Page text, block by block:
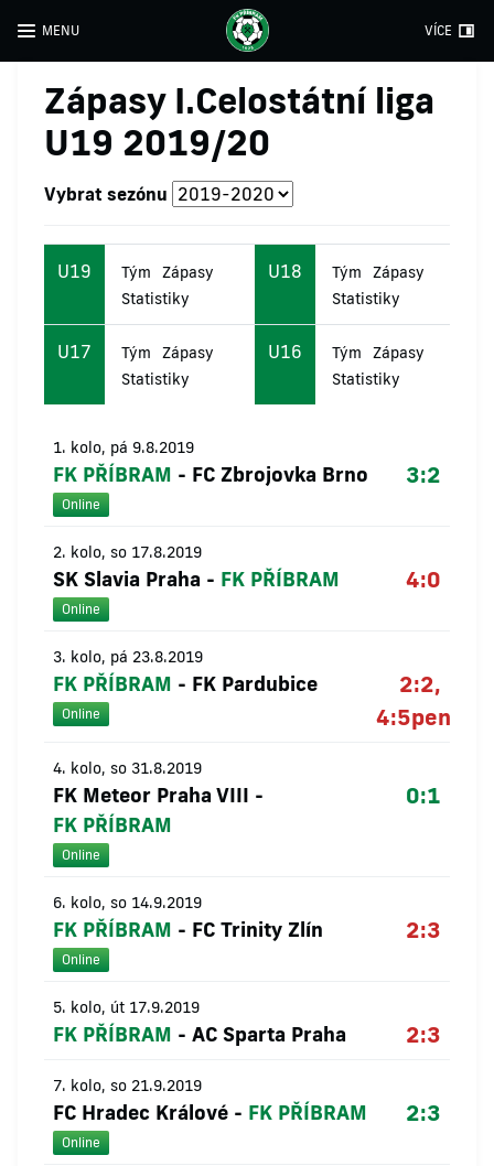
MENU VÍCE
Zápasy I.Celostátní liga
U19 2019/20
Vybrat sezónu
U19 Tým
Zápasy
Statistiky
U18 Tým
Zápasy
Statistiky
U17 Tým
Zápasy
Statistiky
U16 Tým
Zápasy
Statistiky
1. kolo, pá 9.8.2019
FK PŘÍBRAM - FC Zbrojovka Brno
Online
3:2
2. kolo, so 17.8.2019
SK Slavia Praha - FK PŘÍBRAM
Online
4:0
3. kolo, pá 23.8.2019
FK PŘÍBRAM - FK Pardubice
Online
2:2,
4:5pen
4. kolo, so 31.8.2019
FK Meteor Praha VIII -
FK PŘÍBRAM
Online
0:1
6. kolo, so 14.9.2019
FK PŘÍBRAM - FC Trinity Zlín
Online
2:3
5. kolo, út 17.9.2019
FK PŘÍBRAM - AC Sparta Praha 2:3
7. kolo, so 21.9.2019
FC Hradec Králové - FK PŘÍBRAM
Online
2:3